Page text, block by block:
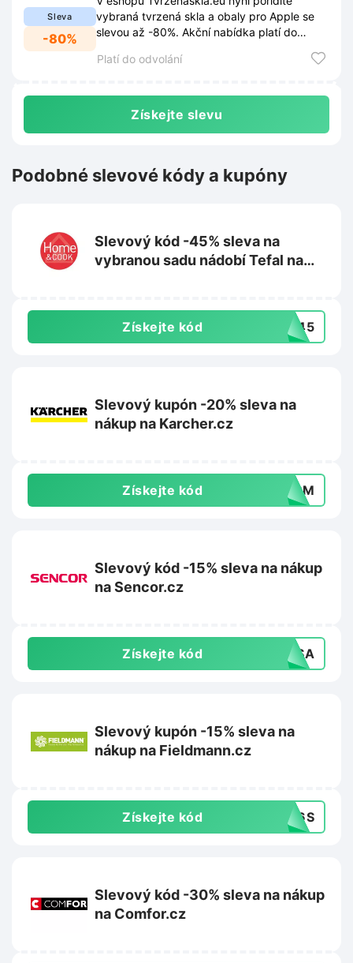
Sleva
-80%
vybraná tvrzená skla a obaly pro Apple se
slevou až -80%. Akční nabídka platí do
Platí do odvolání
Získejte slevu
Podobné slevové kódy a kupóny
Slevový kód -45% sleva na
vybranou sadu nádobí Tefal na
Získejte kód AR45
Slevový kupón -20% sleva na
nákup na Karcher.cz
Získejte kód P4PM
Slevový kód -15% sleva na nákup
na Sencor.cz
Získejte kód 5ASA
Slevový kupón -15% sleva na
nákup na Fieldmann.cz
Získejte kód DW6S
Slevový kód -30% sleva na nákup
na Comfor.cz